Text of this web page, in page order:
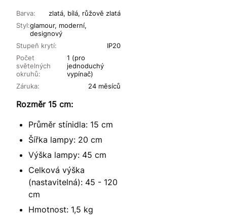
Barva: zlatá, bílá, růžově zlatá
Stupeň krytí: IP20
Záruka: 24 měsíců
Styl:glamour, moderní,
designový
Počet
světelných
okruhů:
1 (pro
jednoduchý
vypínač)
Rozměr 15 cm:
Průměr stínidla: 15 cm
Šířka lampy: 20 cm
Výška lampy: 45 cm
Celková výška
(nastavitelná): 45 - 120
cm
Hmotnost: 1,5 kg